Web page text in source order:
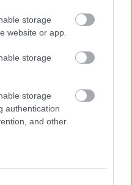
storage
website or app.
storage
storage
authentication
and other
használt
kell
hogy a tűzzel
elvárásoknak,
rendelkeztünk erre